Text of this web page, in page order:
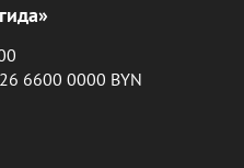
6600 0000 BYN